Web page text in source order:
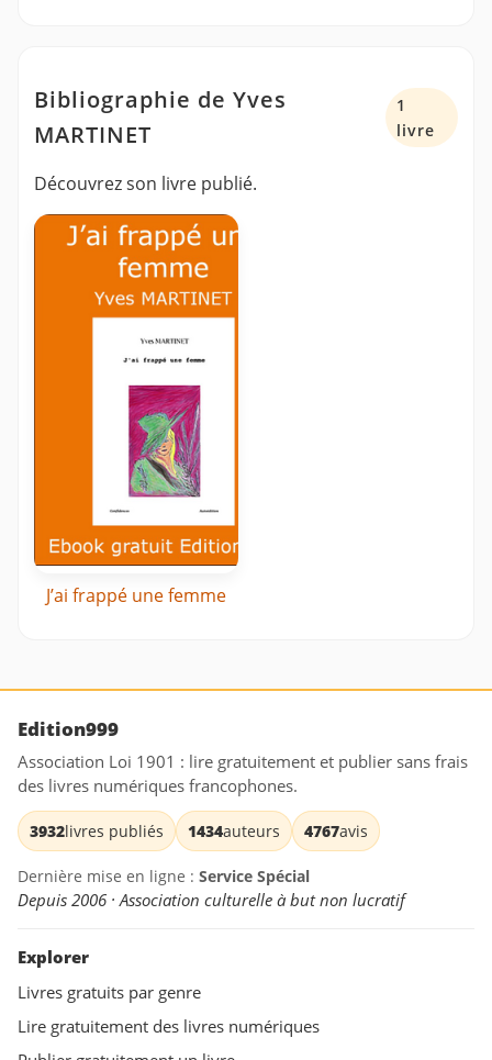
Bibliographie de Yves
MARTINET
1
livre
Découvrez son livre publié.
J’ai frappé une femme
Edition999
Association Loi 1901 : lire gratuitement et publier sans frais
des livres numériques francophones.
3932livres publiés 1434auteurs 4767avis
Dernière mise en ligne : Service Spécial
Depuis 2006 · Association culturelle à but non lucratif
Explorer
Livres gratuits par genre
Lire gratuitement des livres numériques